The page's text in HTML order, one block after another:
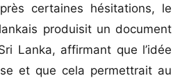
certaines hésitations, le
produisit un document
Lanka, affirmant que l’idée
et que cela permettrait au